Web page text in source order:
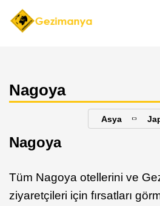
Nagoya
Asya
Nagoya
Tüm Nagoya otellerini ve
ziyaretçileri için fırsatları